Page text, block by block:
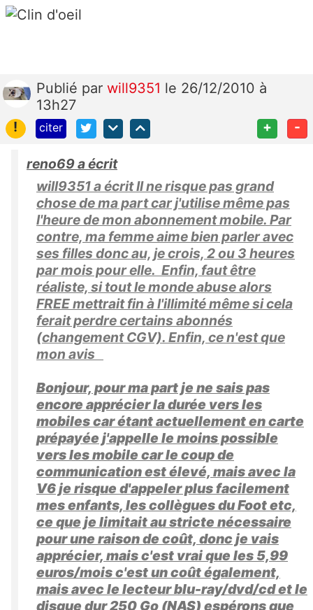
Publié par will9351 le 26/12/2010 à
13h27
!
citer + -
reno69 a écrit
will9351 a écrit Il ne risque pas grand
chose de ma part car j'utilise même pas
l'heure de mon abonnement mobile. Par
contre, ma femme aime bien parler avec
ses filles donc au, je crois, 2 ou 3 heures
par mois pour elle. Enfin, faut être
réaliste, si tout le monde abuse alors
FREE mettrait fin à l'illimité même si cela
ferait perdre certains abonnés
(changement CGV). Enfin, ce n'est que
mon avis
Bonjour, pour ma part je ne sais pas
encore apprécier la durée vers les
mobiles car étant actuellement en carte
prépayée j'appelle le moins possible
vers les mobile car le coup de
communication est élevé, mais avec la
V6 je risque d'appeler plus facilement
mes enfants, les collègues du Foot etc,
ce que je limitait au stricte nécessaire
pour une raison de coût, donc je vais
apprécier, mais c'est vrai que les 5,99
euros/mois c'est un coût également,
mais avec le lecteur blu-ray/dvd/cd et le
disque dur 250 Go (NAS) espérons que